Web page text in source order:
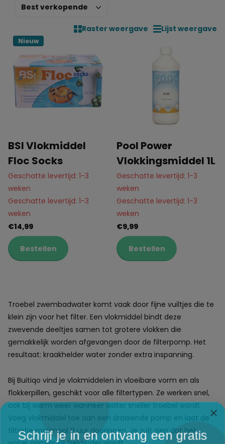
Raster weergave Lijst weergave
Nieuw
BSI Vlokmiddel
Floc Socks
Geschatte levertijd: 1-3
weken
Geschatte levertijd: 1-3
weken
€14,99
Bestellen
Pool Power
Vlokkingsmiddel 1L
Geschatte levertijd: 1-3
weken
Geschatte levertijd: 1-3
weken
€9,99
Bestellen
Troebel zwembadwater komt vaak door fijne vuiltjes die te
klein zijn voor het filter. Een vlokmiddel bindt deze
zwevende deeltjes samen tot grotere vlokken die
gemakkelijk worden afgevangen door de filterpomp. Het
resultaat: kraakhelder water zonder extra inspanning.
Bij Buitiqo vind je vlokmiddelen in vloeibare vorm en als
flokkerpillen, geschikt voor alle filtertypen. Ze werken snel,
ook bij warm weer wanneer water sneller troebel wordt.
Voeg vlokmiddel toe aan een draaiende pomp en laat de
filtratie minimaal 8 uur doorlopen. Je zult zien dat het
Schrijf je in en ontvang een gratis